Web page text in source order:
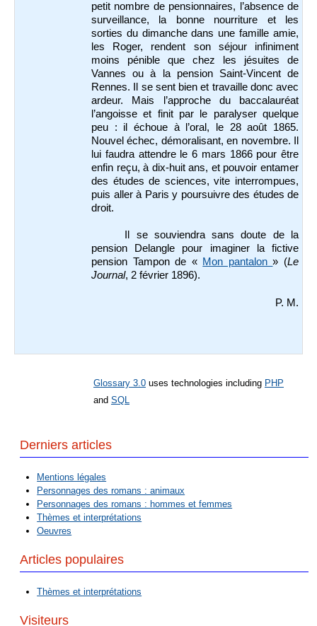
petit nombre de pensionnaires, l’absence de
surveillance, la bonne nourriture et les
sorties du dimanche dans une famille amie,
les Roger, rendent son séjour infiniment
moins pénible que chez les jésuites de
Vannes ou à la pension Saint-Vincent de
Rennes. Il se sent bien et travaille donc avec
ardeur. Mais l’approche du baccalauréat
l’angoisse et finit par le paralyser quelque
peu : il échoue à l’oral, le 28 août 1865.
Nouvel échec, démoralisant, en novembre. Il
lui faudra attendre le 6 mars 1866 pour être
enfin reçu, à dix-huit ans, et pouvoir entamer
des études de sciences, vite interrompues,
puis aller à Paris y poursuivre des études de
droit.
Il se souviendra sans doute de la
pension Delangle pour imaginer la fictive
pension Tampon de « Mon pantalon» (Le
Journal, 2 février 1896).
P. M.
Glossary 3.0 uses technologies including PHP
and SQL
Derniers articles
Mentions légales
Personnages des romans : animaux
Personnages des romans : hommes et femmes
Thèmes et interprétations
Oeuvres
Articles populaires
Thèmes et interprétations
Visiteurs